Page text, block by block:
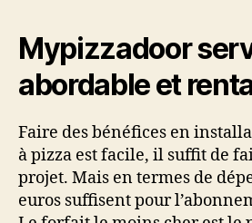
Mypizzadoor
abordable et
Faire des bénéfices en
à pizza est facile, il suffit de
projet. Mais en termes de
euros suffisent pour